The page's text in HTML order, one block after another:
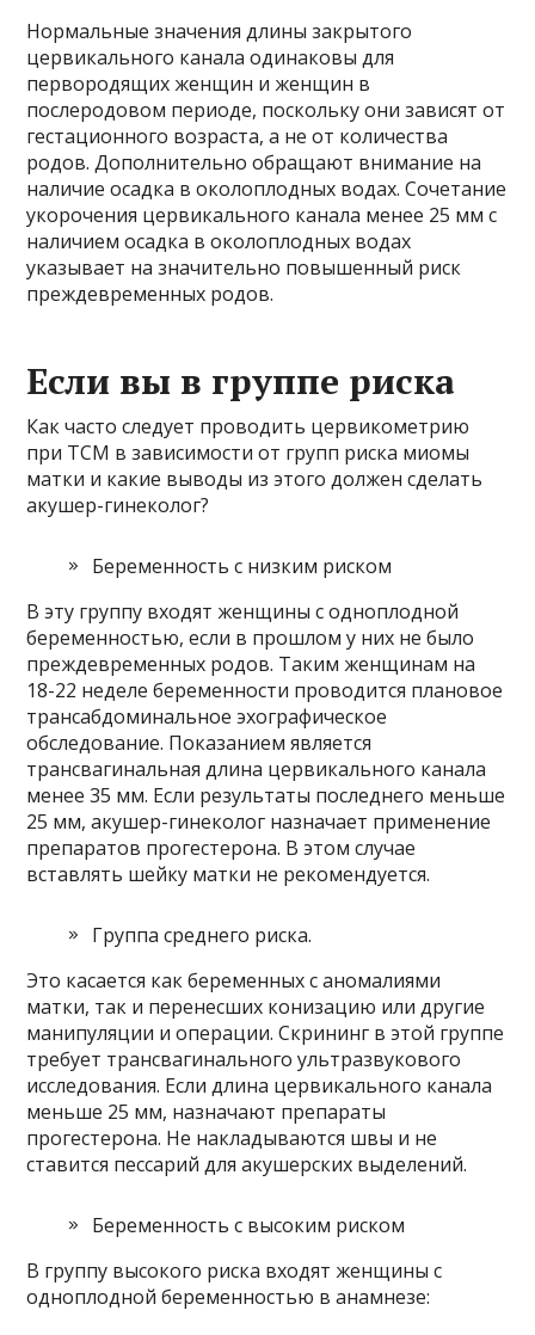
Нормальные значения длины закрытого
цервикального канала одинаковы для
первородящих женщин и женщин в
послеродовом периоде, поскольку они зависят от
гестационного возраста, а не от количества
родов. Дополнительно обращают внимание на
наличие осадка в околоплодных водах. Сочетание
укорочения цервикального канала менее 25 мм с
наличием осадка в околоплодных водах
указывает на значительно повышенный риск
преждевременных родов.
Если вы в группе риска
Как часто следует проводить цервикометрию
при ТСМ в зависимости от групп риска миомы
матки и какие выводы из этого должен сделать
акушер-гинеколог?
Беременность с низким риском
В эту группу входят женщины с одноплодной
беременностью, если в прошлом у них не было
преждевременных родов. Таким женщинам на
18-22 неделе беременности проводится плановое
трансабдоминальное эхографическое
обследование. Показанием является
трансвагинальная длина цервикального канала
менее 35 мм. Если результаты последнего меньше
25 мм, акушер-гинеколог назначает применение
препаратов прогестерона. В этом случае
вставлять шейку матки не рекомендуется.
Группа среднего риска.
Это касается как беременных с аномалиями
матки, так и перенесших конизацию или другие
манипуляции и операции. Скрининг в этой группе
требует трансвагинального ультразвукового
исследования. Если длина цервикального канала
меньше 25 мм, назначают препараты
прогестерона. Не накладываются швы и не
ставится пессарий для акушерских выделений.
Беременность с высоким риском
В группу высокого риска входят женщины с
одноплодной беременностью в анамнезе: